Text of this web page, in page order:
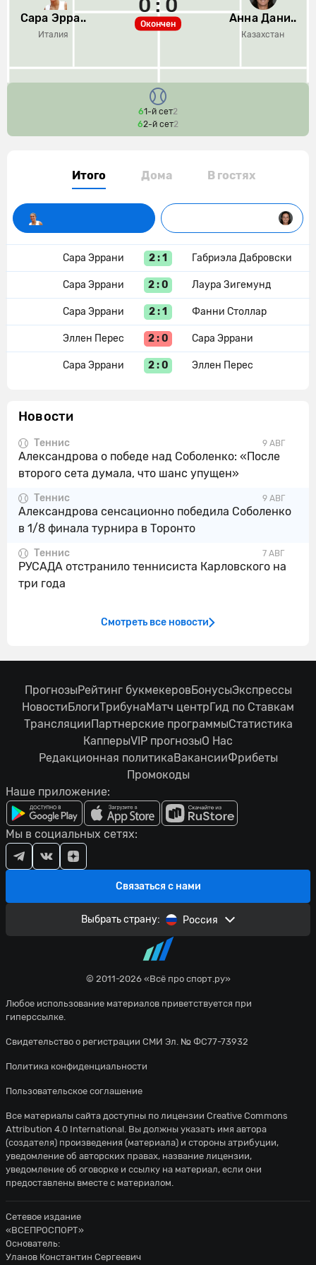
Сара Эрра..
Италия
Окончен
0 : 0
Анна Дани..
Казахстан
61-й сет2
62-й сет2
Итого Дома В гостях
Сара Эррани 2 : 1 Габриэла Дабровски
Сара Эррани 2 : 0 Лаура Зигемунд
Сара Эррани 2 : 1 Фанни Столлар
Эллен Перес 2 : 0 Сара Эррани
Сара Эррани 2 : 0 Эллен Перес
Новости
9 АВГ
Теннис
Александрова о победе над Соболенко: «После
второго сета думала, что шанс упущен»
9 АВГ
Теннис
Александрова сенсационно победила Соболенко
в 1/8 финала турнира в Торонто
7 АВГ
Теннис
РУСАДА отстранило теннисиста Карловского на
три года
Смотреть все новости
© 2011-2026 «Всё про спорт.ру»
Любое использование материалов приветствуется при
гиперссылке.
Свидетельство о регистрации СМИ Эл. № ФС77-73932
Политика конфиденциальности
Пользовательское соглашение
ПрогнозыРейтинг букмекеровБонусыЭкспрессы
НовостиБлогиТрибунаМатч центрГид по Ставкам
ТрансляцииПартнерские программыСтатистика
КапперыVIP прогнозыО Нас
Редакционная политикаВакансииФрибеты
Промокоды
Наше приложение:
Связаться с нами
Мы в социальных сетях:
Выбрать страну: Россия
Все материалы сайта доступны по лицензии Creative Commons
Attribution 4.0 International. Вы должны указать имя автора
(создателя) произведения (материала) и стороны атрибуции,
уведомление об авторских правах, название лицензии,
уведомление об оговорке и ссылку на материал, если они
предоставлены вместе с материалом.
Сетевое издание
«ВСЕПРОСПОРТ»
Основатель:
Уланов Константин Сергеевич